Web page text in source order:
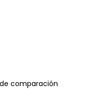
comparación